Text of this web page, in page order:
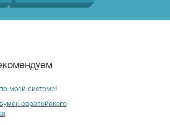
моей системе!
европейского